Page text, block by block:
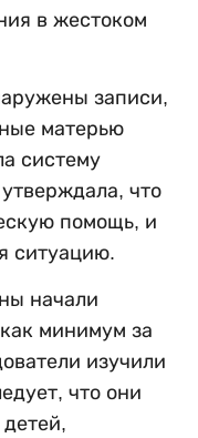
в жестоком
записи,
матерью
систему
что
помощь, и
ситуацию.
начали
минимум за
изучили
что они